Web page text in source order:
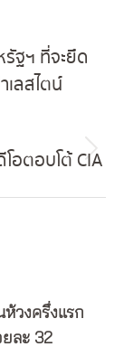
ฐฯ ที่จะยึด
เลสไตน์
อตอบโต้ CIA
วงครึ่งแรก
ละ 32